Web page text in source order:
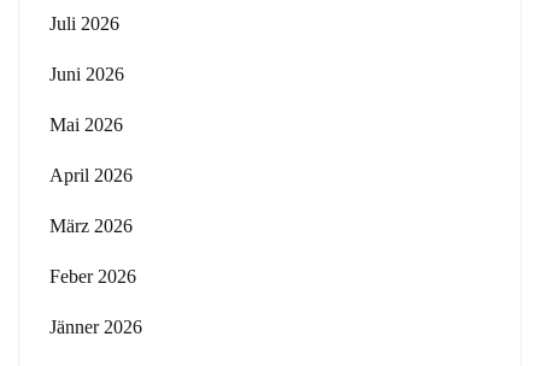
Juli 2026
Juni 2026
Mai 2026
April 2026
März 2026
Feber 2026
Jänner 2026